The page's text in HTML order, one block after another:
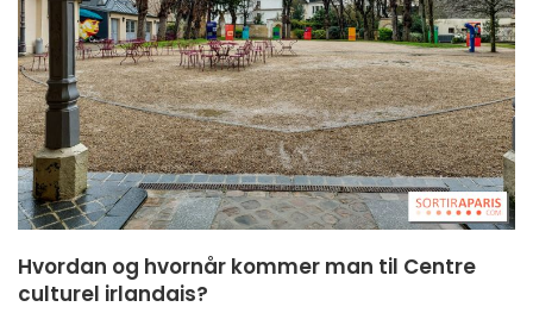
Hvordan og hvornår kommer man til Centre
culturel irlandais?